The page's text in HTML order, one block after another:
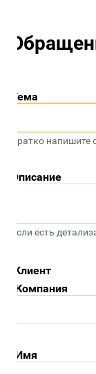
напишите
есть